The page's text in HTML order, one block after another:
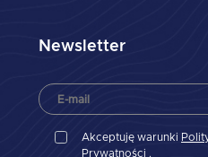
Newsletter
Akceptuję warunki
Prywatności .